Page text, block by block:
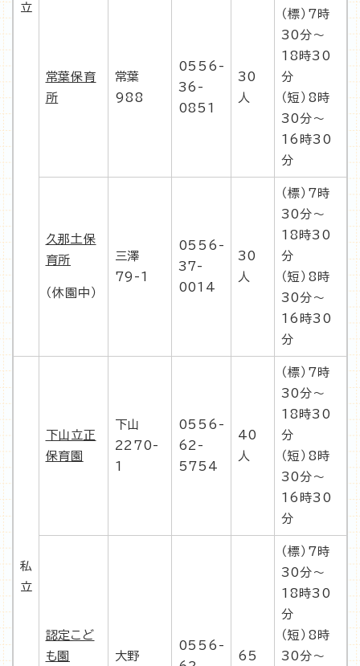
立
常葉保育
所
常葉
988
0556-
36-
0851
30
人
（標）7時
30分〜
18時30
分
（短）8時
30分〜
16時30
分
久那土保
育所
（休園中）
三澤
79-1
0556-
37-
0014
30
人
（標）7時
30分〜
18時30
分
（短）8時
30分〜
16時30
分
私
立
下山立正
保育園
下山
2270-
1
0556-
62-
5754
40
人
（標）7時
30分〜
18時30
分
（短）8時
30分〜
16時30
分
認定こど
も園
大野
0556-
65
（標）7時
30分〜
18時30
分
（短）8時
30分〜